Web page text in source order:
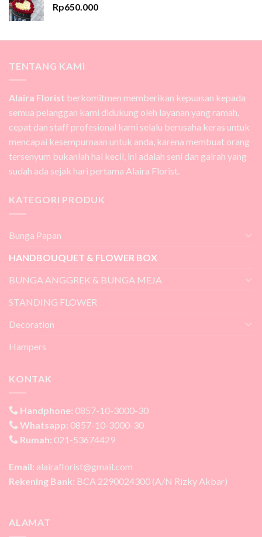
Rp650.000
TENTANG KAMI
Alaira Florist berkomitmen memberikan kepuasan kepada
semua pelanggan kami didukung oleh layanan yang ramah,
cepat dan staff profesional kami selalu berusaha keras untuk
mencapai kesempurnaan untuk anda, karena membuat orang
tersenyum bukanlah hal kecil, ini adalah seni dan gairah yang
sudah ada sejak hari pertama Alaira Florist.
KATEGORI PRODUK
Bunga Papan
HANDBOUQUET & FLOWER BOX
BUNGA ANGGREK & BUNGA MEJA
STANDING FLOWER
Decoration
Hampers
KONTAK
Handphone: 0857-10-3000-30
Whatsapp: 0857-10-3000-30
Rumah: 021-53674429
Email: alairaflorist@gmail.com
Rekening Bank: BCA 2290024300 (A/N Rizky Akbar)
ALAMAT